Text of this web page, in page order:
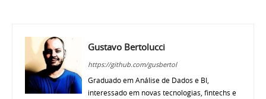
Gustavo Bertolucci
https://github.com/gusbertol
Graduado em Análise de Dados e BI,
interessado em novas tecnologias, fintechs e